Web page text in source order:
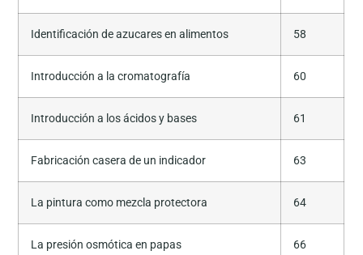
Identificación de azucares en alimentos 58
Introducción a la cromatografía 60
Introducción a los ácidos y bases 61
Fabricación casera de un indicador 63
La pintura como mezcla protectora 64
La presión osmótica en papas 66